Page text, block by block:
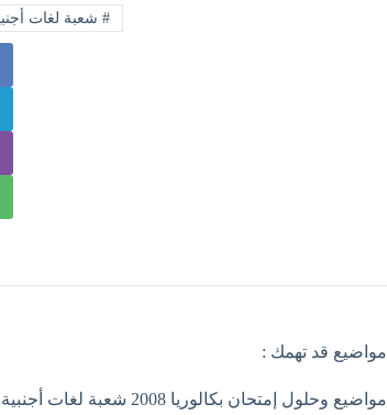
# شعبة لغات
مواضيع قد تهمك :
مواضيع وحلول إمتحان بكالوريا 2008 شعبة لغات أجنبية